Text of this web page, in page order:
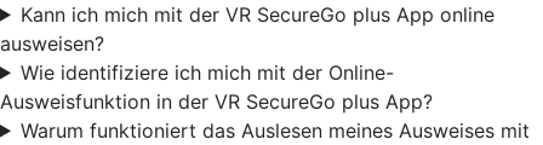
Kann ich mich mit der VR SecureGo plus App online
ausweisen?
Wie identifiziere ich mich mit der Online-
Ausweisfunktion in der VR SecureGo plus App?
Warum funktioniert das Auslesen meines Ausweises mit